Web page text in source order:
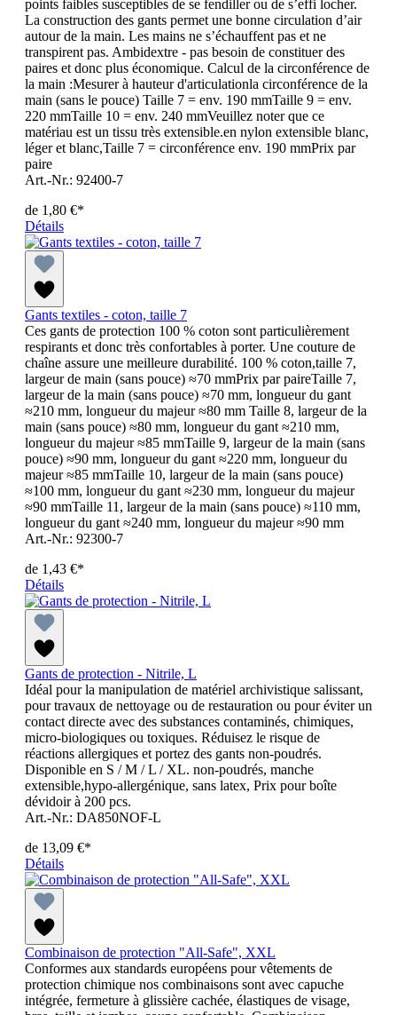
points faibles susceptibles de se fendiller ou de s’effi locher.
La construction des gants permet une bonne circulation d’air
autour de la main. Les mains ne s’échauffent pas et ne
transpirent pas. Ambidextre - pas besoin de constituer des
paires et donc plus économique. Calcul de la circonférence de
la main :Mesurer à hauteur d'articulationla circonférence de la
main (sans le pouce) Taille 7 = env. 190 mmTaille 9 = env.
220 mmTaille 10 = env. 240 mmVeuillez noter que ce
matériau est un tissu très extensible.en nylon extensible blanc,
léger et blanc,Taille 7 = circonférence env. 190 mmPrix par
paire
Art.-Nr.: 92400-7
de 1,80 €*
Détails
Gants textiles - coton, taille 7
Ces gants de protection 100 % coton sont particulièrement
respirants et donc très confortables à porter. Une couture de
chaîne assure une meilleure durabilité. 100 % coton,taille 7,
largeur de main (sans pouce) ≈70 mmPrix par paireTaille 7,
largeur de la main (sans pouce) ≈70 mm, longueur du gant
≈210 mm, longueur du majeur ≈80 mm Taille 8, largeur de la
main (sans pouce) ≈80 mm, longueur du gant ≈210 mm,
longueur du majeur ≈85 mmTaille 9, largeur de la main (sans
pouce) ≈90 mm, longueur du gant ≈220 mm, longueur du
majeur ≈85 mmTaille 10, largeur de la main (sans pouce)
≈100 mm, longueur du gant ≈230 mm, longueur du majeur
≈90 mmTaille 11, largeur de la main (sans pouce) ≈110 mm,
longueur du gant ≈240 mm, longueur du majeur ≈90 mm
Art.-Nr.: 92300-7
de 1,43 €*
Détails
Gants de protection - Nitrile, L
Idéal pour la manipulation de matériel archivistique salissant,
pour travaux de nettoyage ou de restauration ou pour éviter un
contact directe avec des substances contaminés, chimiques,
micro-biologiques ou toxiques. Réduisez le risque de
réactions allergiques et portez des gants non-poudrés.
Disponible en S / M / L / XL. non-poudrés, manche
extensible,hypo-allergénique, sans latex, Prix pour boîte
dévidoir à 200 pcs.
Art.-Nr.: DA850NOF-L
de 13,09 €*
Détails
Combinaison de protection "All-Safe", XXL
Conformes aux standards européens pour vêtements de
protection chimique nos combinaisons sont avec capuche
intégrée, fermeture à glissière cachée, élastiques de visage,